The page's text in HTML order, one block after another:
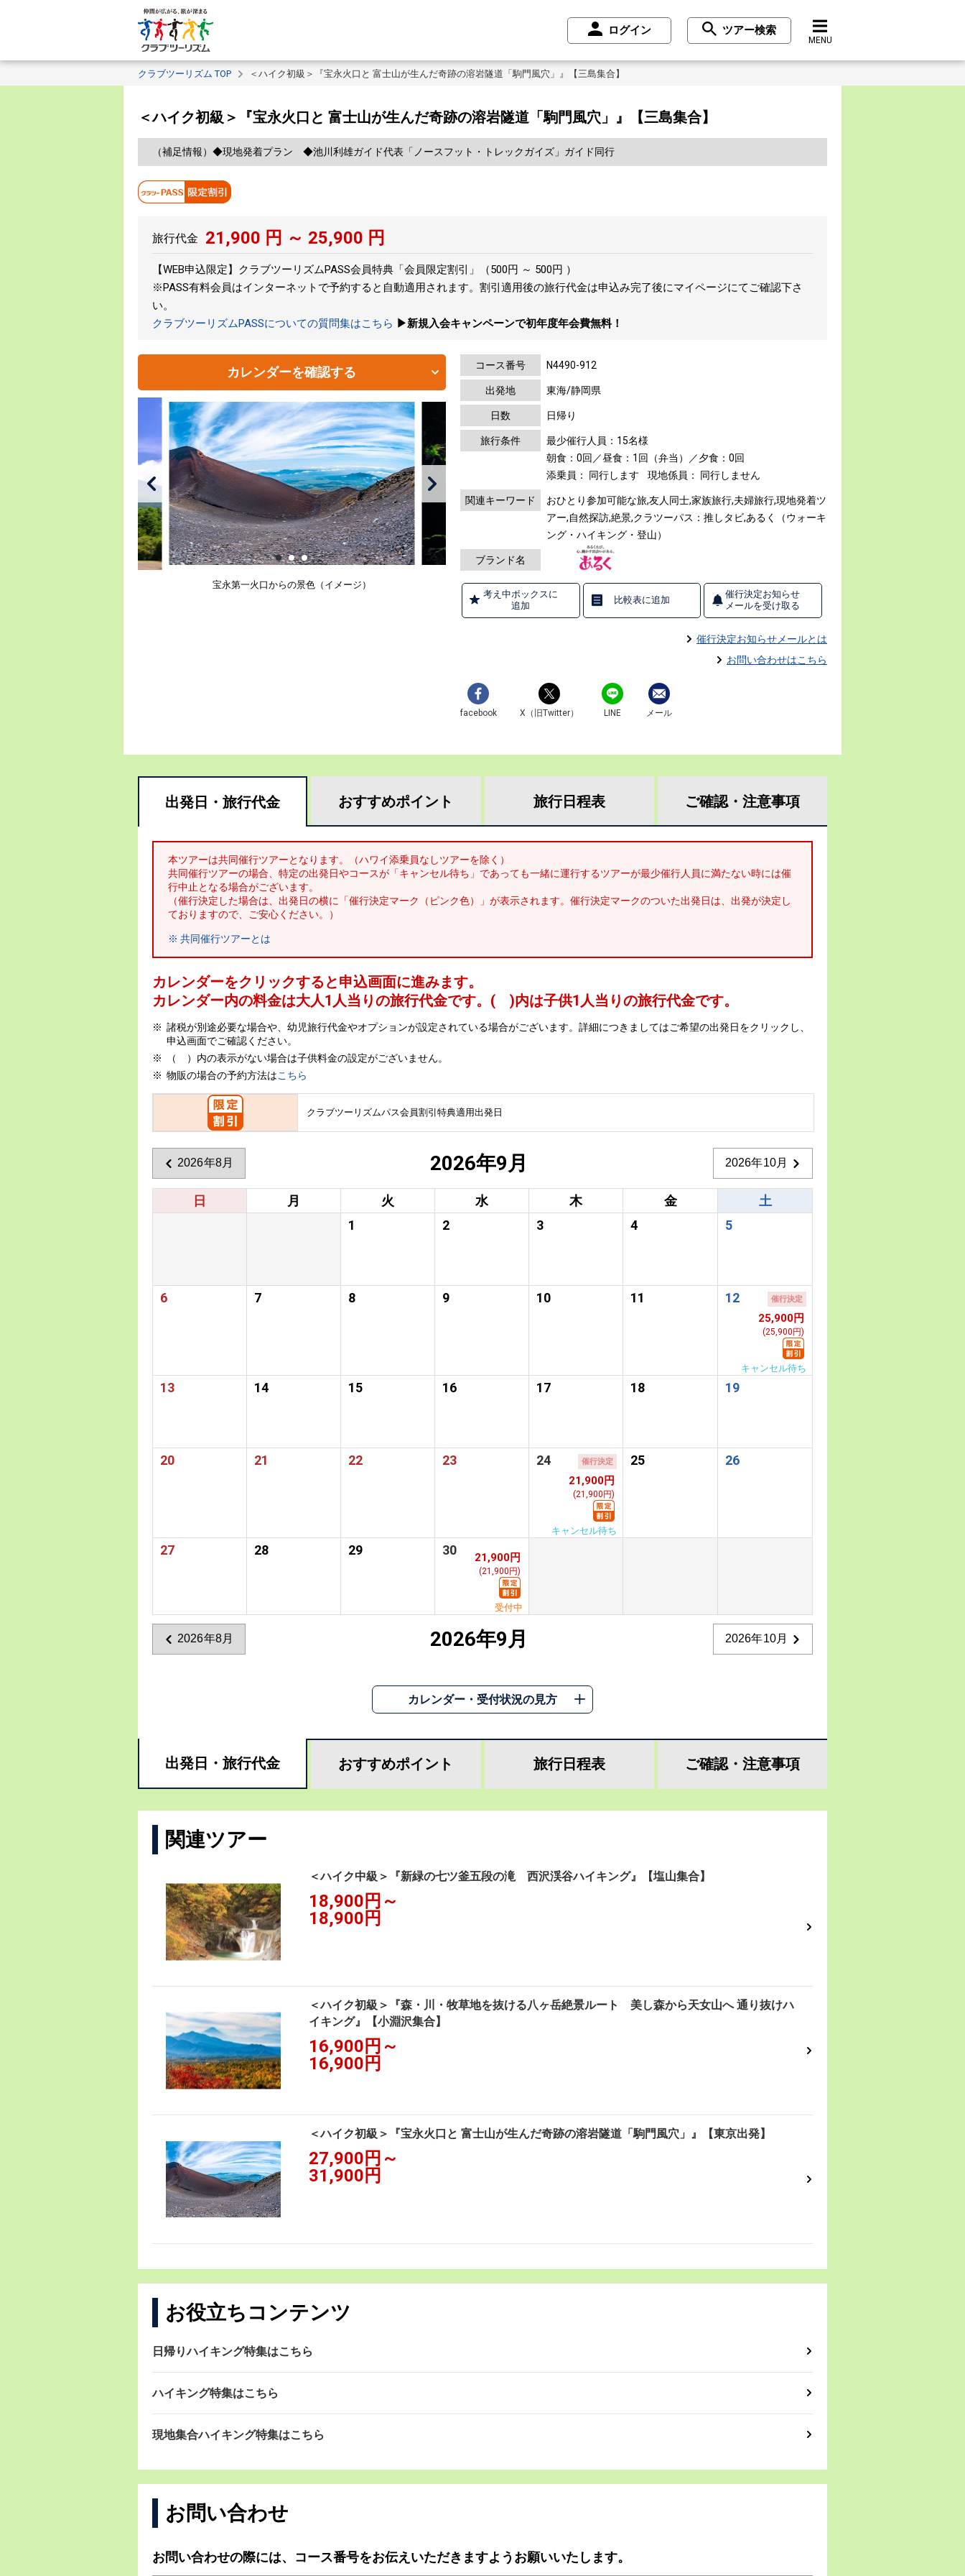
ログイン ツアー検索
MENU
クラブツーリズム TOP ＜ハイク初級＞『宝永火口と 富士山が生んだ奇跡の溶岩隧道「駒門風穴」』【三島集合】
＜ハイク初級＞『宝永火口と 富士山が生んだ奇跡の溶岩隧道「駒門風穴」』【三島集合】
（補足情報）◆現地発着プラン ◆池川利雄ガイド代表「ノースフット・トレックガイズ」ガイド同行
旅行代金 21,900 円 ～ 25,900 円
【WEB申込限定】クラブツーリズムPASS会員特典「会員限定割引」（500円 ～ 500円 ）
※PASS有料会員はインターネットで予約すると自動適用されます。割引適用後の旅行代金は申込み完了後にマイページにてご確認下さ
い。
クラブツーリズムPASSについての質問集はこちら ▶新規入会キャンペーンで初年度年会費無料！
カレンダーを確認する
宝永第一火口からの景色（イメージ）
コース番号 N4490-912
出発地 東海/静岡県
日数 日帰り
旅行条件
最少催行人員：15名様
朝食：0回／昼食：1回（弁当）／夕食：0回
添乗員： 同行します
現地係員： 同行しません
関連キーワード
おひとり参加可能な旅,友人同士,家族旅行,夫婦旅行,現地発着ツ
アー,自然探訪,絶景,クラツーパス：推しタビ,あるく（ウォーキ
ング・ハイキング・登山）
ブランド名
考え中ボックスに
追加
比較表に追加
催行決定お知らせ
メールを受け取る
催行決定お知らせメールとは
お問い合わせはこちら
facebook X（旧Twitter） LINE メール
出発日・ 旅行代金 おすすめポイント 旅行日程表 ご確認・ 注意事項
本ツアーは共同催行ツアーとなります。（ハワイ添乗員なしツアーを除く）
共同催行ツアーの場合、特定の出発日やコースが「キャンセル待ち」であっても一緒に運行するツアーが最少催行人員に満たない時には催
行中止となる場合がございます。
（催行決定した場合は、出発日の横に「催行決定マーク（ピンク色）」が表示されます。催行決定マークのついた出発日は、出発が決定し
ておりますので、ご安心ください。）
※ 共同催行ツアーとは
カレンダーをクリックすると申込画面に進みます。
カレンダー内の料金は大人1人当りの旅行代金です。 ( )内は子供1人当りの旅行代金です。
諸税が別途必要な場合や、幼児旅行代金やオプションが設定されている場合がございます。詳細につきましてはご希望の出発日をクリックし、
申込画面でご確認ください。
（ ）内の表示がない場合は子供料金の設定がございません。
物販の場合の予約方法はこちら
クラブツーリズムパス会員割引特典適用出発日
2026年8月 2026年9月 2026年10月
日 月 火 水 木 金
土
1
2 3 4 5
6 7 8 9 10 11 12 催行決定
25,900円
(25,900円)
キャンセル待ち
13 14 15 16 17 18 19
20 21 22 23 24 催行決定
21,900円
(21,900円)
キャンセル待ち
25 26
27 28 29 30 21,900円
(21,900円)
受付中
2026年8月 2026年9月 2026年10月
カレンダー・受付状況の見方
出発日・ 旅行代金 おすすめポイント 旅行日程表 ご確認・ 注意事項
関連ツアー
＜ハイク中級＞『新緑の七ツ釜五段の滝 西沢渓谷ハイキング』【塩山集合】
18,900円～
18,900円
＜ハイク初級＞『森・川・牧草地を抜ける八ヶ岳絶景ルート 美し森から天女山へ 通り抜けハ
イキング』【小淵沢集合】
16,900円～
16,900円
＜ハイク初級＞『宝永火口と 富士山が生んだ奇跡の溶岩隧道「駒門風穴」』【東京出発】
27,900円～
31,900円
お役立ちコンテンツ
日帰りハイキング特集はこちら
ハイキング特集はこちら
現地集合ハイキング特集はこちら
お問い合わせ
お問い合わせの際には、コース番号をお伝えいただきますようお願いいたします。